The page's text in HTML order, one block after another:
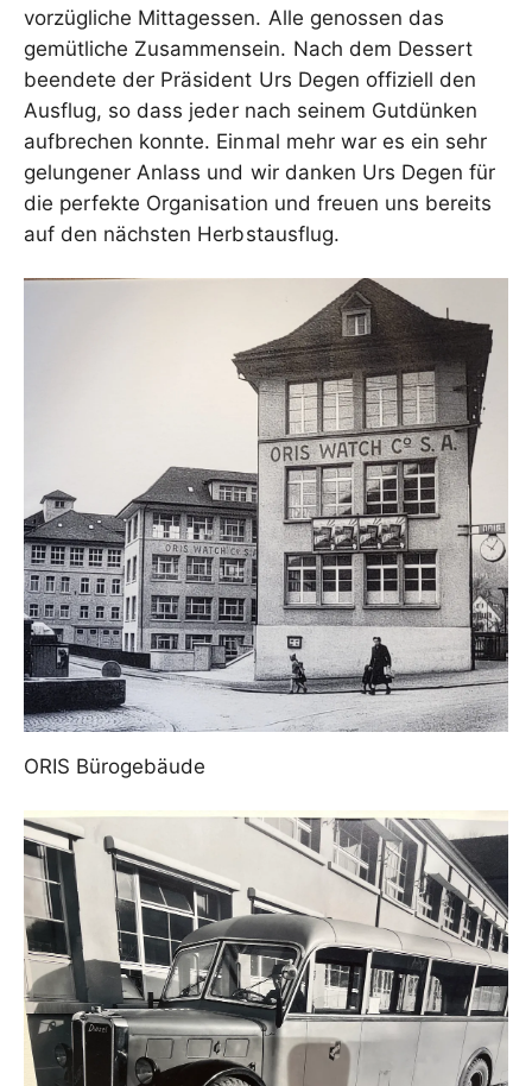
vorzügliche Mittagessen. Alle genossen das
gemütliche Zusammensein. Nach dem Dessert
beendete der Präsident Urs Degen offiziell den
Ausflug, so dass jeder nach seinem Gutdünken
aufbrechen konnte. Einmal mehr war es ein sehr
gelungener Anlass und wir danken Urs Degen für
die perfekte Organisation und freuen uns bereits
auf den nächsten Herbstausflug.
ORIS Bürogebäude